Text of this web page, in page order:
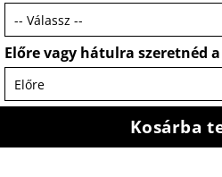
Előre vagy hátulra szeretnéd
Kosárba